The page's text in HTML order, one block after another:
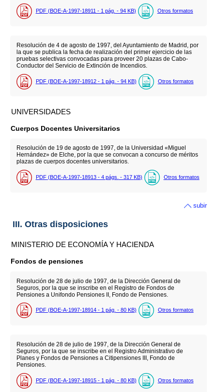
PDF (BOE-A-1997-18911 - 1 pág. - 94 KB) Otros formatos
Resolución de 4 de agosto de 1997, del Ayuntamiento de Madrid, por
la que se publica la fecha de realización del primer ejercicio de las
pruebas selectivas convocadas para proveer 20 plazas de Cabo-
Conductor del Servicio de Extinción de Incendios.
PDF (BOE-A-1997-18912 - 1 pág. - 94 KB) Otros formatos
UNIVERSIDADES
Cuerpos Docentes Universitarios
Resolución de 19 de agosto de 1997, de la Universidad «Miguel
Hernández» de Elche, por la que se convocan a concurso de méritos
plazas de cuerpos docentes universitarios.
PDF (BOE-A-1997-18913 - 4 págs. - 317 KB) Otros formatos
subir
III. Otras disposiciones
MINISTERIO DE ECONOMÍA Y HACIENDA
Fondos de pensiones
Resolución de 28 de julio de 1997, de la Dirección General de
Seguros, por la que se inscribe en el Registro de Fondos de
Pensiones a Unifondo Pensiones II, Fondo de Pensiones.
PDF (BOE-A-1997-18914 - 1 pág. - 80 KB) Otros formatos
Resolución de 28 de julio de 1997, de la Dirección General de
Seguros, por la que se inscribe en el Registro Administrativo de
Planes y Fondos de Pensiones a Citipensiones III, Fondo de
Pensiones.
PDF (BOE-A-1997-18915 - 1 pág. - 80 KB) Otros formatos